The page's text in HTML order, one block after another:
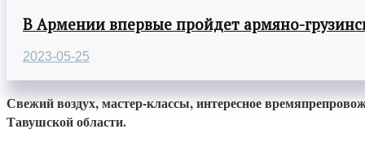
В Армении впервые пройдет армяно-
2023-05-25
Свежий воздух, мастер-классы, интересное
Тавушской области.